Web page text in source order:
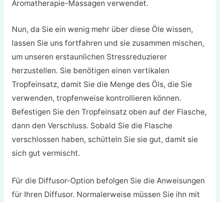
Aromatherapie-Massagen verwendet.
Nun, da Sie ein wenig mehr über diese Öle wissen,
lassen Sie uns fortfahren und sie zusammen mischen,
um unseren erstaunlichen Stressreduzierer
herzustellen. Sie benötigen einen vertikalen
Tropfeinsatz, damit Sie die Menge des Öls, die Sie
verwenden, tropfenweise kontrollieren können.
Befestigen Sie den Tropfeinsatz oben auf der Flasche,
dann den Verschluss. Sobald Sie die Flasche
verschlossen haben, schütteln Sie sie gut, damit sie
sich gut vermischt.
Für die Diffusor-Option befolgen Sie die Anweisungen
für Ihren Diffusor. Normalerweise müssen Sie ihn mit